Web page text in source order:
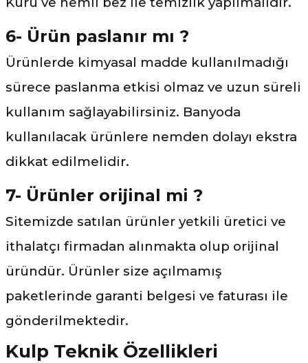
6- Ürün paslanır mı ?
Ürünlerde kimyasal madde kullanılmadığı
sürece paslanma etkisi olmaz ve uzun süreli
kullanım sağlayabilirsiniz. Banyoda
kullanılacak ürünlere nemden dolayı ekstra
dikkat edilmelidir.
7- Ürünler orijinal mi ?
Sitemizde satılan ürünler yetkili üretici ve
ithalatçı firmadan alınmakta olup orijinal
üründür. Ürünler size açılmamış
paketlerinde garanti belgesi ve faturası ile
gönderilmektedir.
Kulp Teknik Özellikleri